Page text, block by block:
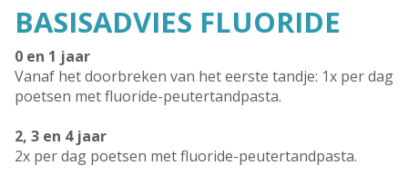
BASISADVIES FLUORIDE
0 en 1 jaar
Vanaf het doorbreken van het eerste tandje: 1x per dag
poetsen met fluoride-peutertandpasta.
2, 3 en 4 jaar
2x per dag poetsen met fluoride-peutertandpasta.